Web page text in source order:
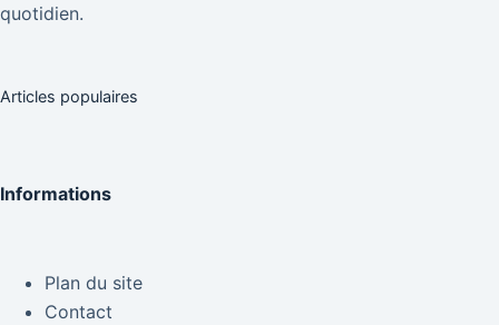
quotidien.
Articles populaires
Informations
Plan du site
Contact